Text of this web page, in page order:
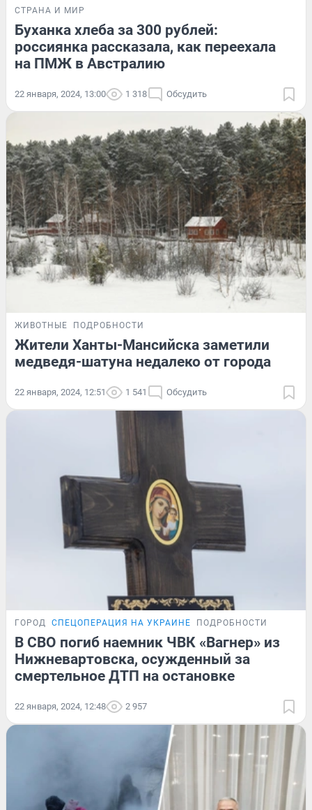
СТРАНА И МИР
Буханка хлеба за 300 рублей:
россиянка рассказала, как переехала
на ПМЖ в Австралию
22 января, 2024, 13:00 1 318 Обсудить
ЖИВОТНЫЕ ПОДРОБНОСТИ
Жители Ханты-Мансийска заметили
медведя-шатуна недалеко от города
22 января, 2024, 12:51 1 541 Обсудить
ГОРОД СПЕЦОПЕРАЦИЯ НА УКРАИНЕ ПОДРОБНОСТИ
В СВО погиб наемник ЧВК «Вагнер» из
Нижневартовска, осужденный за
смертельное ДТП на остановке
22 января, 2024, 12:48 2 957